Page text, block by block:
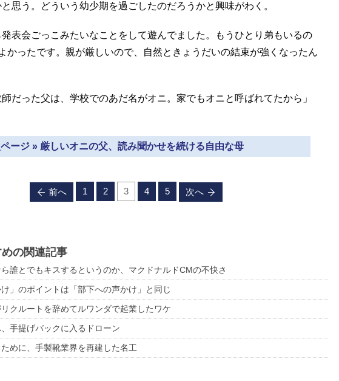
思う。どういう幼少期を過ごしたのだろうかと興味がわく。
表会ごっこみたいなことをして遊んでました。もうひとり弟もいるの
かったです。親が厳しいので、自然ときょうだいの結束が強くなったん
だった父は、学校でのあだ名がオニ。家でもオニと呼ばれてたから」
ージ » 厳しいオニの父、読み聞かせを続ける自由な母
前へ 1 2 3 4 5 次へ
の関連記事
誰とでもキスするというのか、マクドナルドCMの不快さ
け」のポイントは「部下への声かけ」と同じ
クルートを辞めてルワンダで起業したワケ
手提げバックに入るドローン
めに、手製靴業界を再建した名工